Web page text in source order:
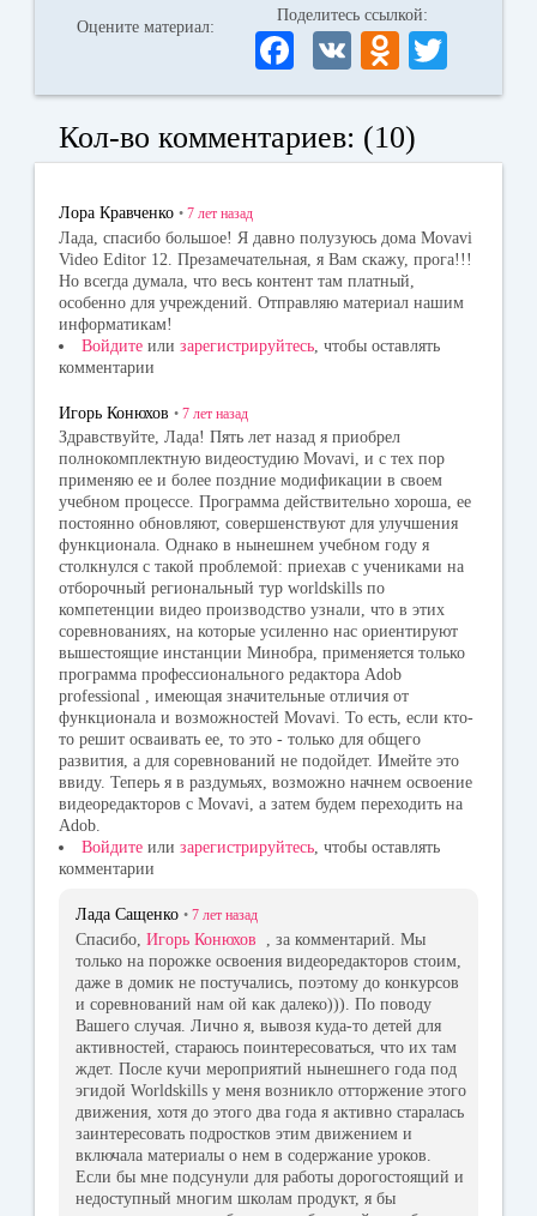
Оцените материал:
Поделитесь ссылкой:
Fa
ce
bo
ok
V
K
O
dn
ok
la
ni
ki
wi
r
Кол-во комментариев: (10)
Лора Кравченко • 7 лет назад
Лада, спасибо большое! Я давно полузуюсь дома Movavi
Video Editor 12. Презамечательная, я Вам скажу, прога!!!
Но всегда думала, что весь контент там платный,
особенно для учреждений. Отправляю материал нашим
информатикам!
Войдите или зарегистрируйтесь , чтобы оставлять
комментарии
Игорь Конюхов • 7 лет назад
Здравствуйте, Лада! Пять лет назад я приобрел
полнокомплектную видеостудию Movavi, и с тех пор
применяю ее и более поздние модификации в своем
учебном процессе. Программа действительно хороша, ее
постоянно обновляют, совершенствуют для улучшения
функционала. Однако в нынешнем учебном году я
столкнулся с такой проблемой: приехав с учениками на
отборочный региональный тур worldskills по
компетенции видео производство узнали, что в этих
соревнованиях, на которые усиленно нас ориентируют
вышестоящие инстанции Минобра, применяется только
программа профессионального редактора Adob
professional , имеющая значительные отличия от
функционала и возможностей Movavi. То есть, если кто-
то решит осваивать ее, то это - только для общего
развития, а для соревнований не подойдет. Имейте это
ввиду. Теперь я в раздумьях, возможно начнем освоение
видеоредакторов с Movavi, а затем будем переходить на
Adob.
Войдите или зарегистрируйтесь, чтобы оставлять
комментарии
Лада Сащенко • 7 лет назад
Спасибо, Игорь Конюхов
, за комментарий. Мы
только на порожке освоения видеоредакторов стоим,
даже в домик не постучались, поэтому до конкурсов
и соревнований нам ой как далеко))). По поводу
Вашего случая. Лично я, вывозя куда-то детей для
активностей, стараюсь поинтересоваться, что их там
ждет. После кучи мероприятий нынешнего года под
эгидой Worldskills у меня возникло отторжение этого
движения, хотя до этого два года я активно старалась
заинтересовать подростков этим движением и
включала материалы о нем в содержание уроков.
Если бы мне подсунули для работы дорогостоящий и
недоступный многим школам продукт, я бы